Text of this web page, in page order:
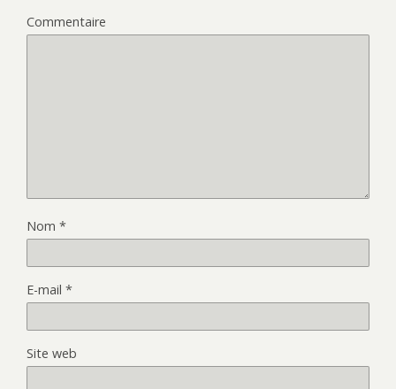
Commentaire
Nom *
E-mail *
Site web